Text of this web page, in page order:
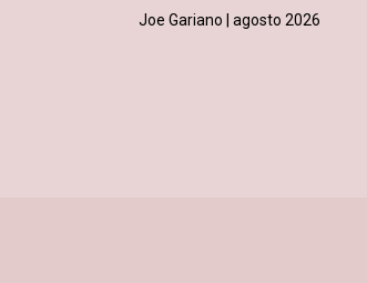
Joe Gariano | agosto 2026